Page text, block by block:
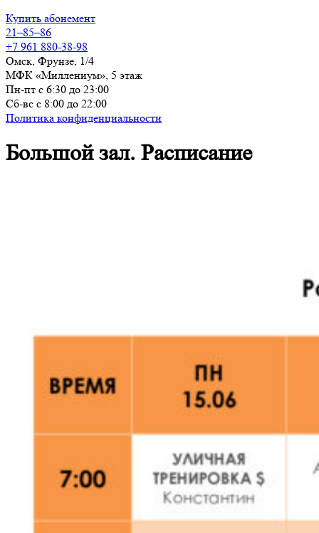
Купить абонемент
21–85–86
+7 961 880-38-98
Омск, Фрунзе, 1/4
МФК «Миллениум», 5 этаж
Пн-пт с 6:30 до 23:00
Сб-вс с 8:00 до 22:00
Политика конфиденциальности
Большой зал. Расписание